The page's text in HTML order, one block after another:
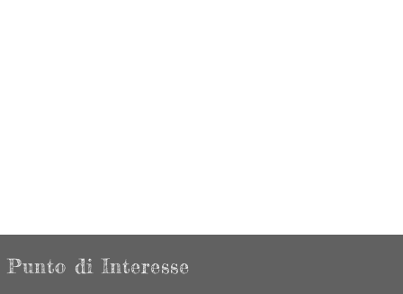
Punto di Interesse